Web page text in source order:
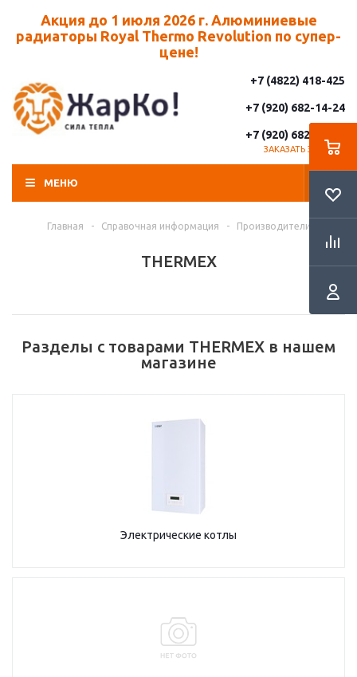
Акция до 1 июля 2026 г. Алюминиевые
радиаторы Royal Thermo Revolution по супер-
цене!
+7 (4822) 418-425
+7 (920) 682-14-24
+7 (920) 682-14-25
ЗАКАЗАТЬ ЗВОНОК
МЕНЮ
Главная - Справочная информация - Производители
THERMEX
Разделы с товарами THERMEX в нашем
магазине
Электрические котлы